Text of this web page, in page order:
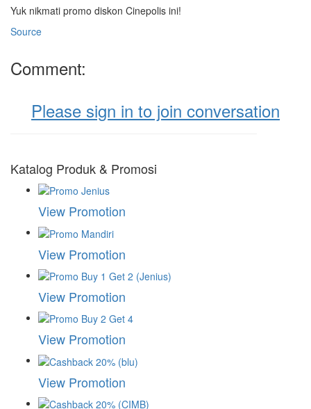
Yuk nikmati promo diskon Cinepolis ini!
Source
Comment:
Please sign in to join conversation
Katalog Produk & Promosi
View Promotion
View Promotion
View Promotion
View Promotion
View Promotion